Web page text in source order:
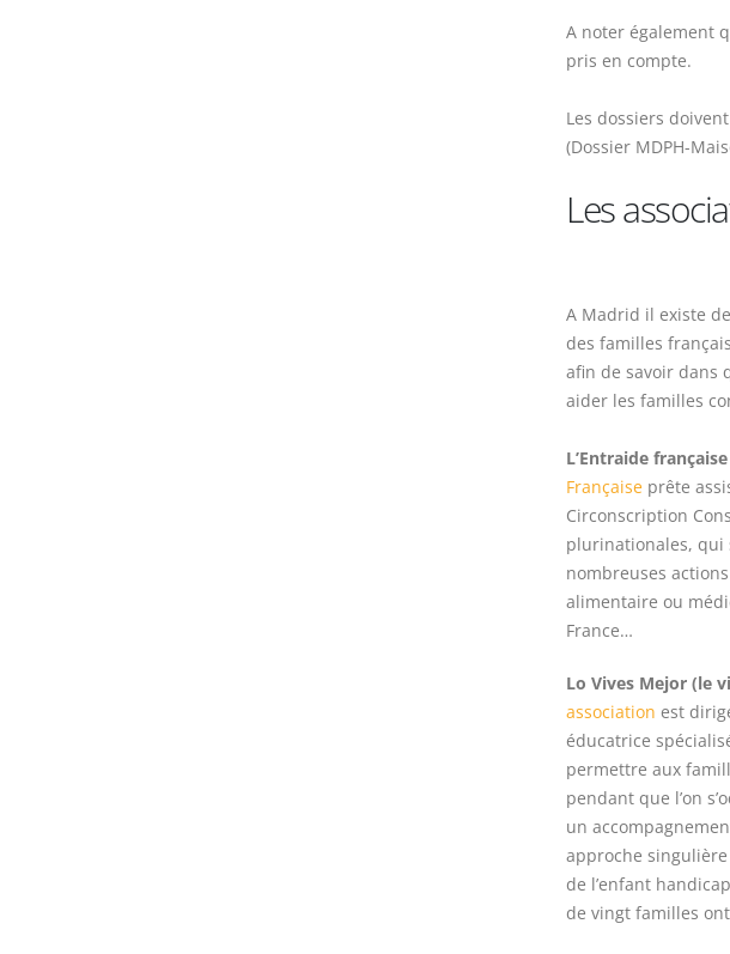
A noter également
pris en compte.
Les dossiers
(Dossier MDPH-
Les
A Madrid il existe
des familles
afin de savoir dans
aider les familles
L’Entraide française
Française prête
Circonscription
plurinationales, qui
nombreuses
alimentaire ou
France…
Lo Vives Mejor (le
association est
éducatrice
permettre aux
pendant que l’on
un
approche singulière
de l’enfant
de vingt familles